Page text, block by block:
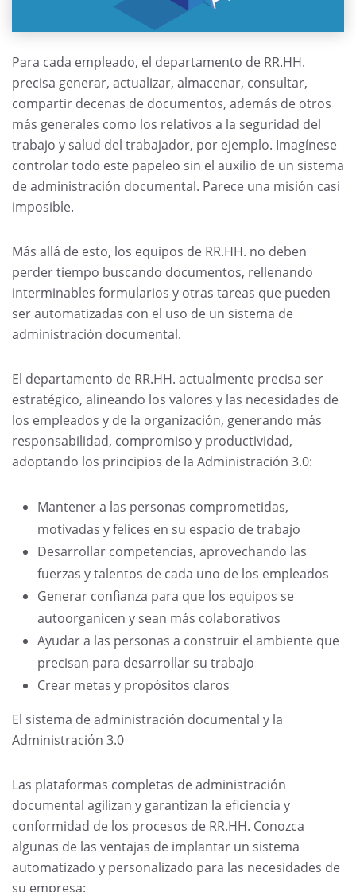
Para cada empleado, el departamento de RR.HH.
precisa generar, actualizar, almacenar, consultar,
compartir decenas de documentos, además de otros
más generales como los relativos a la seguridad del
trabajo y salud del trabajador, por ejemplo. Imagínese
controlar todo este papeleo sin el auxilio de un sistema
de administración documental. Parece una misión casi
imposible.
Más allá de esto, los equipos de RR.HH. no deben
perder tiempo buscando documentos, rellenando
interminables formularios y otras tareas que pueden
ser automatizadas con el uso de un sistema de
administración documental.
El departamento de RR.HH. actualmente precisa ser
estratégico, alineando los valores y las necesidades de
los empleados y de la organización, generando más
responsabilidad, compromiso y productividad,
adoptando los principios de la Administración 3.0:
Mantener a las personas comprometidas,
motivadas y felices en su espacio de trabajo
Desarrollar competencias, aprovechando las
fuerzas y talentos de cada uno de los empleados
Generar confianza para que los equipos se
autoorganicen y sean más colaborativos
Ayudar a las personas a construir el ambiente que
precisan para desarrollar su trabajo
Crear metas y propósitos claros
El sistema de administración documental y la
Administración 3.0
Las plataformas completas de administración
documental agilizan y garantizan la eficiencia y
conformidad de los procesos de RR.HH. Conozca
algunas de las ventajas de implantar un sistema
automatizado y personalizado para las necesidades de
su empresa: